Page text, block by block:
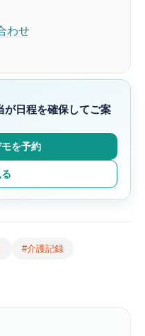
わせ
が日程を確保してご案
を予約
#介護記録